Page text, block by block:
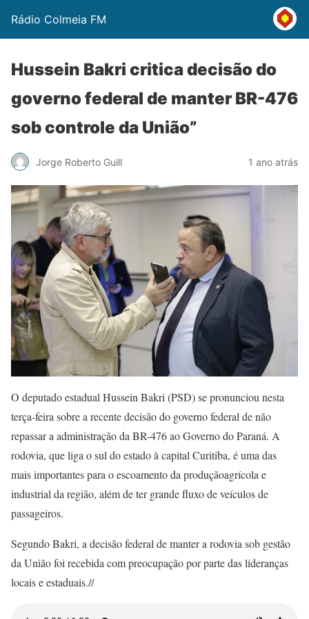
Rádio Colmeia FM
Hussein Bakri critica decisão do
governo federal de manter BR-476
sob controle da União”
Jorge Roberto Guill 1 ano atrás
O deputado estadual Hussein Bakri (PSD) se pronunciou nesta
terça-feira sobre a recente decisão do governo federal de não
repassar a administração da BR-476 ao Governo do Paraná. A
rodovia, que liga o sul do estado à capital Curitiba, é uma das
mais importantes para o escoamento da produçãoagrícola e
industrial da região, além de ter grande fluxo de veículos de
passageiros.
Segundo Bakri, a decisão federal de manter a rodovia sob gestão
da União foi recebida com preocupação por parte das lideranças
locais e estaduais.//